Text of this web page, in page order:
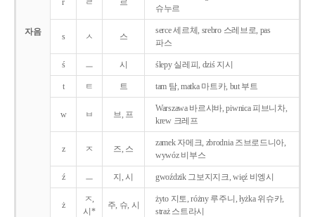
자음
r ㄹ 르
슈누르
s ㅅ 스
serce 세르체, srebro 스레브로, pas
파스
ś ㅡ 시 ślepy 실레피, dziś 지시
t ㅌ 트 tam 탐, matka 마트카, but 부트
w ㅂ 브, 프
Warszawa 바르샤바, piwnica 피브니차,
krew 크레프
z ㅈ 즈, 스
zamek 자메크, zbrodnia 즈브로드니아,
wywóz 비부스
ź ㅡ 지, 시 gwoździk 그보지지크, więź 비엥시
ż
ㅈ,
시*
주, 슈, 시
żyto 지토, różny 루주니, łyżka 위슈카,
straż 스트라시